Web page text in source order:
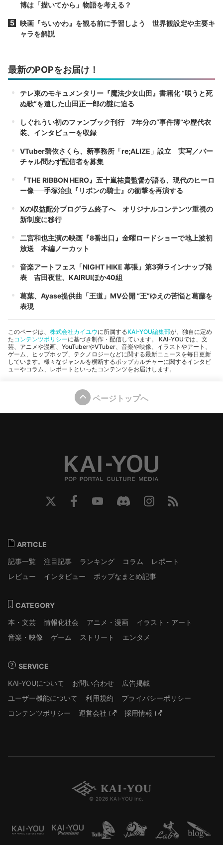
博は「描いてから」物語を考える？
映画『ちいかわ』を観る前に予習しよう 世界観設定や主要キ
ャラを解説
最新のPOPをお届け！
テレ東のモキュメンタリー『魔法少女山田』書籍化 “唄うと死
ぬ歌”を遺した山田正一郎の謎に迫る
しぐれうい初のファンブック刊行 7年分の“事件簿”や歴代衣
装、インタビューを収録
VTuber碧依さくら、新事務所「re;ALIZE」設立 実写／バー
チャル問わず配信者を募集
『THE RIBBON HERO』五十嵐祐貴監督が語る、現代のヒーロ
ー像──手塚治虫『リボンの騎士』の衝撃を再演する
Xの収益配分プログラム終了へ オリジナルコンテンツ重視の
新制度に移行
二宮和也主演の映画『8番出口』金曜ロードショーで地上波初
放送 本編ノーカット
音楽アートフェス「NIGHT HIKE 幕張」第3弾ラインナップ発
表 吉田夜世、KAIRUIほか40組
葛葉、Ayase提供曲「王道」MV公開 “王”ゆえの苦悩と葛藤を
表現
このページは、 株式会社カイユウに所属するKAI-YOU編集部が、独自に定め
たコンテンツポリシーに基づき制作・配信しています。 KAI-YOUでは、文
芸、アニメや漫画、YouTuberやVTuber、音楽や映像、イラストやアート、
ゲーム、ヒップホップ、テクノロジーなどに関する最新ニュースを毎日更新
しています。様々なジャンルを横断するポップカルチャーに関するインタビ
ューやコラム、レポートといったコンテンツをお届けします。
ページトップへ
ARTICLE
記事一覧
注目記事 ランキング コラム
レポート
レビュー
インタビュー ポップなまとめ記事
CATEGORY
本・文芸
情報化社会 アニメ・漫画
イラスト・アート
音楽・映像
ゲーム ストリート エンタメ
SERVICE
KAI-YOUについて
お問い合わせ
広告掲載
ユーザー機能について
利用規約
プライバシーポリシー
コンテンツポリシー
運営会社 採用情報
© 2026 KAI-YOU inc.